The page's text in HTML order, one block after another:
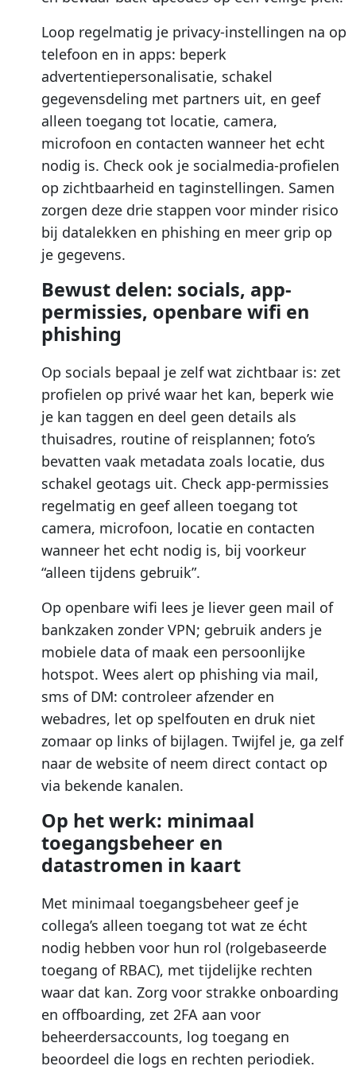
Loop regelmatig je privacy-instellingen na op
telefoon en in apps: beperk
advertentiepersonalisatie, schakel
gegevensdeling met partners uit, en geef
alleen toegang tot locatie, camera,
microfoon en contacten wanneer het echt
nodig is. Check ook je socialmedia-profielen
op zichtbaarheid en taginstellingen. Samen
zorgen deze drie stappen voor minder risico
bij datalekken en phishing en meer grip op
je gegevens.
Bewust delen: socials, app-
permissies, openbare wifi en
phishing
Op socials bepaal je zelf wat zichtbaar is: zet
profielen op privé waar het kan, beperk wie
je kan taggen en deel geen details als
thuisadres, routine of reisplannen; foto’s
bevatten vaak metadata zoals locatie, dus
schakel geotags uit. Check app-permissies
regelmatig en geef alleen toegang tot
camera, microfoon, locatie en contacten
wanneer het echt nodig is, bij voorkeur
“alleen tijdens gebruik”.
Op openbare wifi lees je liever geen mail of
bankzaken zonder VPN; gebruik anders je
mobiele data of maak een persoonlijke
hotspot. Wees alert op phishing via mail,
sms of DM: controleer afzender en
webadres, let op spelfouten en druk niet
zomaar op links of bijlagen. Twijfel je, ga zelf
naar de website of neem direct contact op
via bekende kanalen.
Op het werk: minimaal
toegangsbeheer en
datastromen in kaart
Met minimaal toegangsbeheer geef je
collega’s alleen toegang tot wat ze écht
nodig hebben voor hun rol (rolgebaseerde
toegang of RBAC), met tijdelijke rechten
waar dat kan. Zorg voor strakke onboarding
en offboarding, zet 2FA aan voor
beheerdersaccounts, log toegang en
beoordeel die logs en rechten periodiek.